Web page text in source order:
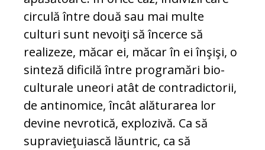
cir­culă între două sau mai multe
culturi sunt nevoiţi să încerce să
realizeze, mă­car ei, măcar în ei înşişi, o
sinteză di­fi­cilă între programări bio-
culturale une­ori atât de contradictorii,
de anti­no­mi­ce, încât alăturarea lor
devine nevro­tică, explozivă. Ca să
supravieţuiască lăuntric, ca să